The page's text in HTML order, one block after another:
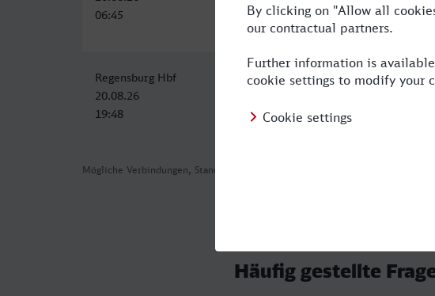
Mögliche Verbindungen, Stand: 2026-08-06 07:57
06:45
12:39
Regensburg Hbf
20.08.26
19:48
Boppard Hbf
05:01
9:13
Häufig gestellte